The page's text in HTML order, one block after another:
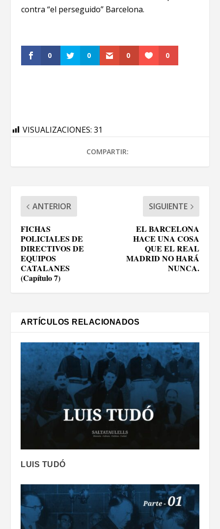
contra “el perseguido” Barcelona.
0 0 0 0
VISUALIZACIONES: 31
COMPARTIR:
ANTERIOR
FICHAS
POLICIALES DE
DIRECTIVOS DE
EQUIPOS
CATALANES
(Capítulo 7)
SIGUIENTE
EL BARCELONA
HACE UNA COSA
QUE EL REAL
MADRID NO HARÁ
NUNCA.
ARTÍCULOS RELACIONADOS
LUIS TUDÓ